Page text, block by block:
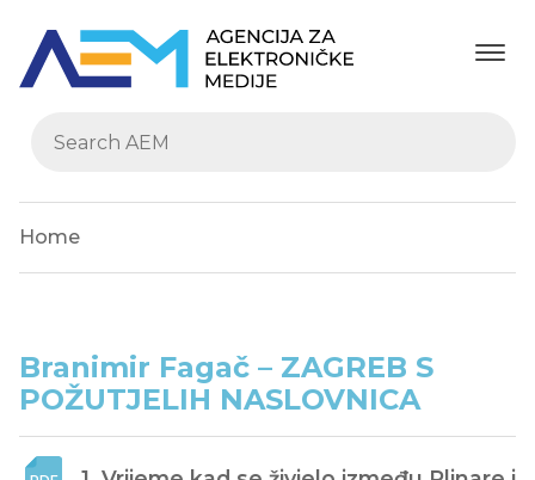
Home
Branimir Fagač – ZAGREB S
POŽUTJELIH NASLOVNICA